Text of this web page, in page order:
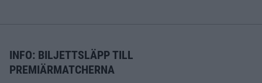
INFO: BILJETTSLÄPP TILL
PREMIÄRMATCHERNA